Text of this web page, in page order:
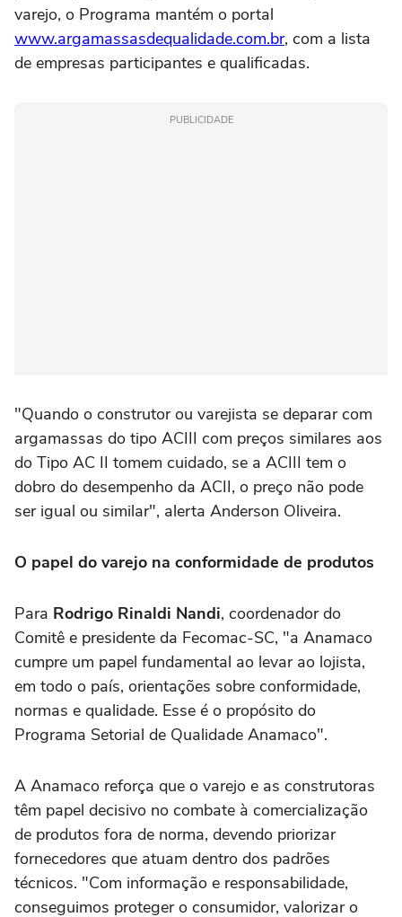
varejo, o Programa mantém o portal
www.argamassasdequalidade.com.br, com a lista
de empresas participantes e qualificadas.
PUBLICIDADE
"Quando o construtor ou varejista se deparar com
argamassas do tipo ACIII com preços similares aos
do Tipo AC II tomem cuidado, se a ACIII tem o
dobro do desempenho da ACII, o preço não pode
ser igual ou similar", alerta Anderson Oliveira.
O papel do varejo na conformidade de produtos
Para Rodrigo Rinaldi Nandi, coordenador do
Comitê e presidente da Fecomac-SC, "a Anamaco
cumpre um papel fundamental ao levar ao lojista,
em todo o país, orientações sobre conformidade,
normas e qualidade. Esse é o propósito do
Programa Setorial de Qualidade Anamaco".
A Anamaco reforça que o varejo e as construtoras
têm papel decisivo no combate à comercialização
de produtos fora de norma, devendo priorizar
fornecedores que atuam dentro dos padrões
técnicos. "Com informação e responsabilidade,
conseguimos proteger o consumidor, valorizar o